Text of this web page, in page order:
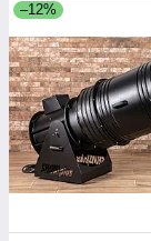
–12%